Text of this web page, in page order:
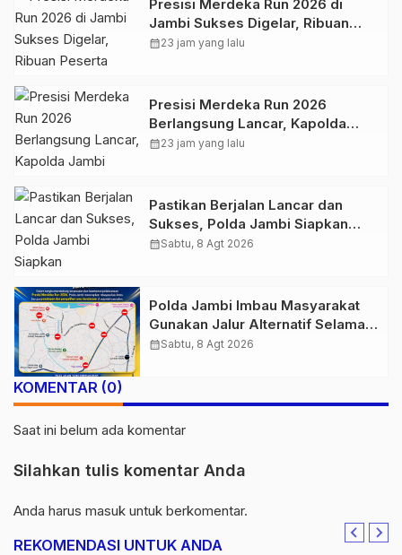
Presisi Merdeka Run 2026 di
Jambi Sukses Digelar, Ribuan
Peserta Ramaikan Event Nasional
calendar_month23 jam yang lalu
Presisi Merdeka Run 2026
Berlangsung Lancar, Kapolda
Jambi Ucapkan Terimakasih dan
calendar_month23 jam yang lalu
Pastikan Berjalan Lancar dan
Sukses, Polda Jambi Siapkan
Pengamanan Berlapis untuk 8.750
calendar_monthSabtu, 8 Agt 2026
Polda Jambi Imbau Masyarakat
Gunakan Jalur Alternatif Selama
Pelaksanaan Presisi Merdeka Run
calendar_monthSabtu, 8 Agt 2026
KOMENTAR (0)
Saat ini belum ada komentar
Silahkan tulis komentar Anda
Anda harus masuk untuk berkomentar.
REKOMENDASI UNTUK ANDA